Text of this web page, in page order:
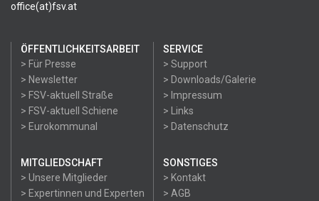
office(at)fsv.at
ÖFFENTLICHKEITSARBEIT
> Für Presse
> Newsletter
> FSV-aktuell Straße
> FSV-aktuell Schiene
> Eurokommunal
SERVICE
> Support
> Downloads/Galerie
> Impressum
> Links
> Datenschutz
MITGLIEDSCHAFT
> Unsere Mitglieder
> Expertinnen und Experten
SONSTIGES
> Kontakt
> AGB